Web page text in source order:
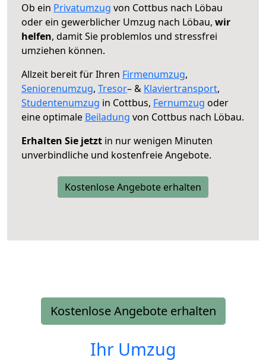
Ob ein Privatumzug von Cottbus nach Löbau
oder ein gewerblicher Umzug nach Löbau, wir
helfen, damit Sie problemlos und stressfrei
umziehen können.
Allzeit bereit für Ihren Firmenumzug,
Seniorenumzug, Tresor– & Klaviertransport,
Studentenumzug in Cottbus, Fernumzug oder
eine optimale Beiladung von Cottbus nach Löbau.
Erhalten Sie jetzt in nur wenigen Minuten
unverbindliche und kostenfreie Angebote.
Kostenlose Angebote erhalten
Kostenlose Angebote erhalten
Ihr Umzug